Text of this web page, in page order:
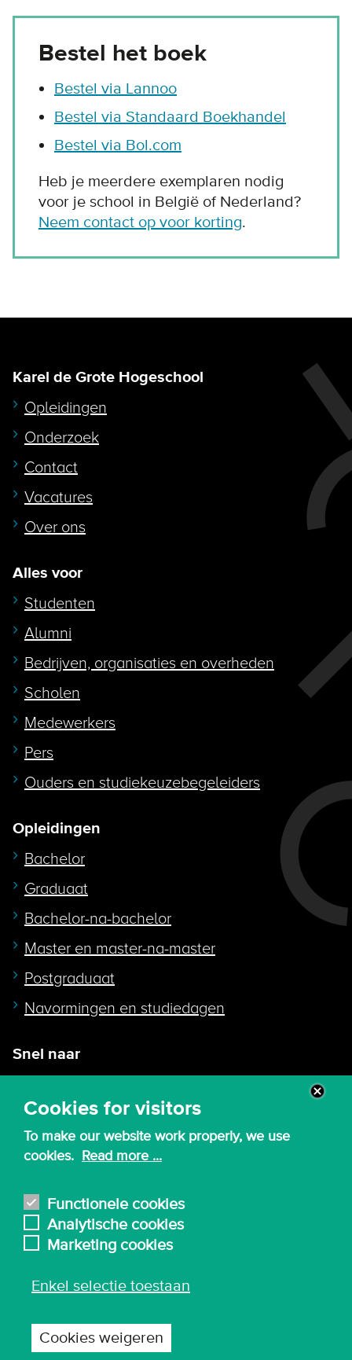
Cookies for visitors
To make our website work properly, we use
cookies. Read more ...
Functionele cookies
Analytische cookies
Marketing cookies
Enkel selectie toestaan
Cookies weigeren
Bestel het boek
Bestel via Lannoo
Bestel via Standaard Boekhandel
Bestel via Bol.com
Heb je meerdere exemplaren nodig
voor je school in België of Nederland?
Neem contact op voor korting.
Karel de Grote Hogeschool
Opleidingen
Onderzoek
Contact
Vacatures
Over ons
Alles voor
Studenten
Alumni
Bedrijven, organisaties en overheden
Scholen
Medewerkers
Pers
Ouders en studiekeuzebegeleiders
Opleidingen
Bachelor
Graduaat
Bachelor-na-bachelor
Master en master-na-master
Postgraduaat
Navormingen en studiedagen
Snel naar
Webmail
Canvas
Bibliotheek
English
Algemene inkoopvoorwaarden
Gebruiksvoorwaarden en privacy